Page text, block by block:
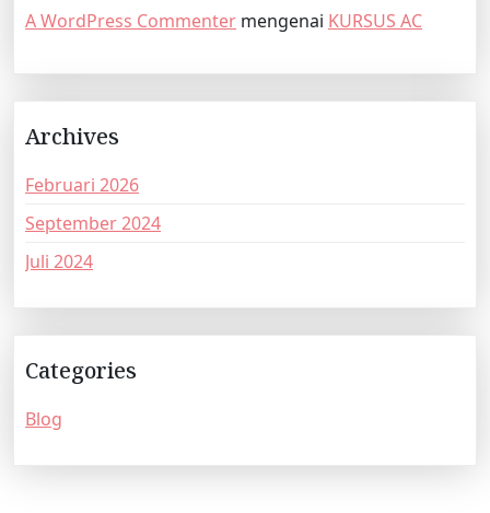
A WordPress Commenter mengenai KURSUS AC
Archives
Februari 2026
September 2024
Juli 2024
Categories
Blog